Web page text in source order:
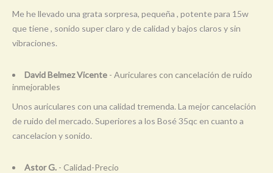
Me he llevado una grata sorpresa, pequeña , potente para 15w
que tiene , sonido super claro y de calidad y bajos claros y sin
vibraciones.
David Belmez Vicente - Auriculares con cancelación de ruido
inmejorables
Unos auriculares con una calidad tremenda. La mejor cancelación
de ruido del mercado. Superiores a los Bosé 35qc en cuanto a
cancelacion y sonido.
Astor G. - Calidad-Precio